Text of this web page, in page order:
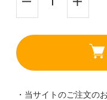
・当サイトのご注文の